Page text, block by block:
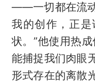
——一切都在流动
我的创作，正
状。”他使用热
能捕捉我们肉眼
形式存在的离散